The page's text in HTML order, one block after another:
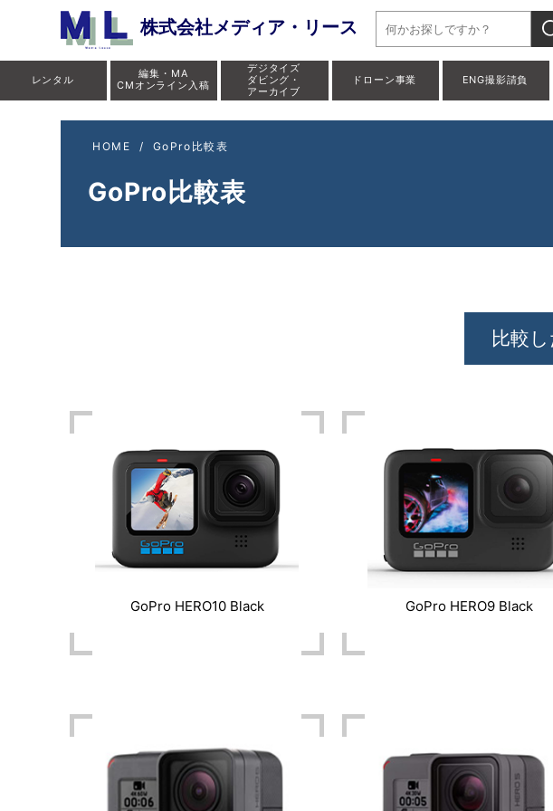
株式会社メディア・リース
レンタル
編集・MA
CMオンライン入稿
デジタイズ
ダビング・
アーカイブ
ドローン事業 ENG撮影請負
HOME / GoPro比較表
GoPro比較表
GoPro HERO10 Black GoPro HERO9 Black